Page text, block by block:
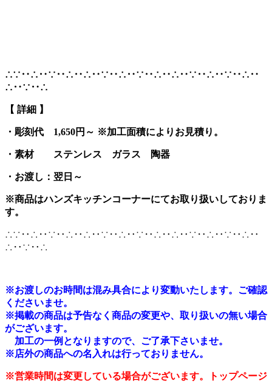
∴∵‥∴‥∵‥∴‥∴‥∵‥∴‥∵‥∴‥∴‥∵‥∴‥∵‥∴‥
∴‥∵‥∴
【 詳細 】
・彫刻代 1,650円～ ※加工面積によりお見積り。
・素材 ステンレス ガラス 陶器
・お渡し：翌日～
※商品はハンズキッチンコーナーにてお取り扱いしておりま
す。
∴∵‥∴‥∵‥∴‥∴‥∵‥∴‥∵‥∴‥∴‥∵‥∴‥∵‥∴‥
∴‥∵‥∴
※お渡しのお時間は混み具合により変動いたします。ご確認
くださいませ。
※掲載の商品は予告なく商品の変更や、取り扱いの無い場合
がございます。
加工の一例となりますので、ご了承下さいませ。
※店外の商品への名入れは行っておりません。
※営業時間は変更している場合がございます。トップページ